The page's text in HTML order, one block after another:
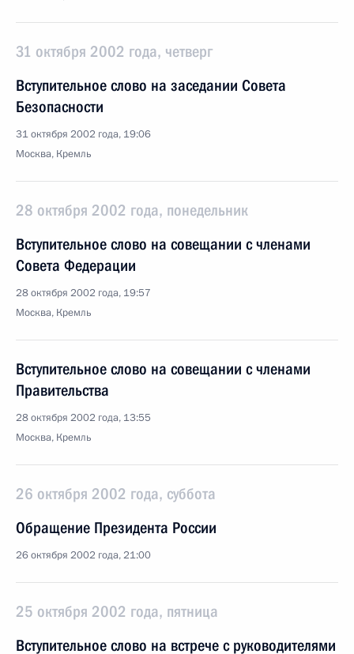
31 октября 2002 года, четверг
Вступительное слово на заседании Совета
Безопасности
31 октября 2002 года, 19:06
Москва, Кремль
28 октября 2002 года, понедельник
Вступительное слово на совещании с членами
Совета Федерации
28 октября 2002 года, 19:57
Москва, Кремль
Вступительное слово на совещании с членами
Правительства
28 октября 2002 года, 13:55
Москва, Кремль
26 октября 2002 года, суббота
Обращение Президента России
26 октября 2002 года, 21:00
25 октября 2002 года, пятница
Вступительное слово на встрече с руководителями